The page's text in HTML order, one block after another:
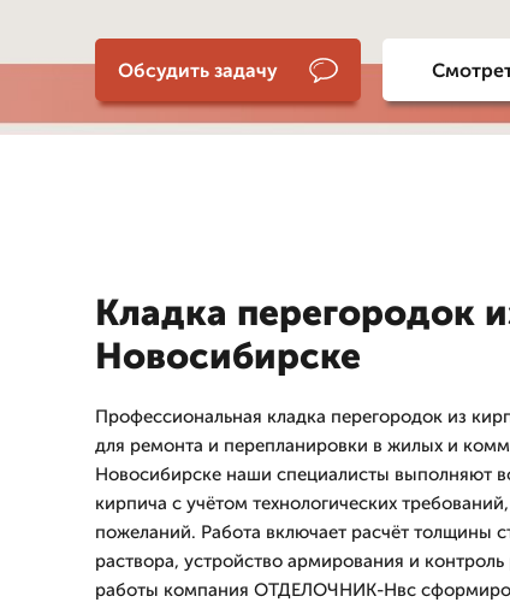
Обсудить задачу
Кладка перегородок
Новосибирске
Профессиональная кладка перегородок из
для ремонта и перепланировки в жилых и
Новосибирске наши специалисты выполняют
кирпича с учётом технологических
пожеланий. Работа включает расчёт толщины
раствора, устройство армирования и
работы компания ОТДЕЛОЧНИК-Нвс